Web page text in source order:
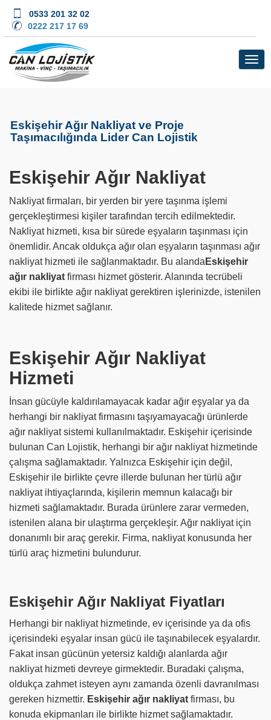
0533 201 32 02
0222 217 17 69
Eskişehir Ağır Nakliyat ve Proje
Taşımacılığında Lider Can Lojistik
Eskişehir Ağır Nakliyat
Nakliyat firmaları, bir yerden bir yere taşınma işlemi
gerçekleştirmesi kişiler tarafından tercih edilmektedir.
Nakliyat hizmeti, kısa bir sürede eşyaların taşınması için
önemlidir. Ancak oldukça ağır olan eşyaların taşınması ağır
nakliyat hizmeti ile sağlanmaktadır. Bu alanda Eskişehir
ağır nakliyat firması hizmet gösterir. Alanında tecrübeli
ekibi ile birlikte ağır nakliyat gerektiren işlerinizde, istenilen
kalitede hizmet sağlanır.
Eskişehir Ağır Nakliyat
Hizmeti
İnsan gücüyle kaldırılamayacak kadar ağır eşyalar ya da
herhangi bir nakliyat firmasını taşıyamayacağı ürünlerde
ağır nakliyat sistemi kullanılmaktadır. Eskişehir içerisinde
bulunan Can Lojistik, herhangi bir ağır nakliyat hizmetinde
çalışma sağlamaktadır. Yalnızca Eskişehir için değil,
Eskişehir ile birlikte çevre illerde bulunan her türlü ağır
nakliyat ihtiyaçlarında, kişilerin memnun kalacağı bir
hizmeti sağlamaktadır. Burada ürünlere zarar vermeden,
istenilen alana bir ulaştırma gerçekleşir. Ağır nakliyat için
donanımlı bir araç gerekir. Firma, nakliyat konusunda her
türlü araç hizmetini bulundurur.
Eskişehir Ağır Nakliyat Fiyatları
Herhangi bir nakliyat hizmetinde, ev içerisinde ya da ofis
içerisindeki eşyalar insan gücü ile taşınabilecek eşyalardır.
Fakat insan gücünün yetersiz kaldığı alanlarda ağır
nakliyat hizmeti devreye girmektedir. Buradaki çalışma,
oldukça zahmet isteyen aynı zamanda özenli davranılması
gereken hizmettir. Eskişehir ağır nakliyat firması, bu
konuda ekipmanları ile birlikte hizmet sağlamaktadır.